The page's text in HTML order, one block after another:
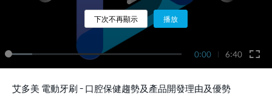
0:00 6:40
下次不再顯示 播放
艾多美 電動牙刷 - 口腔保健趨勢及產品開發理由及優勢